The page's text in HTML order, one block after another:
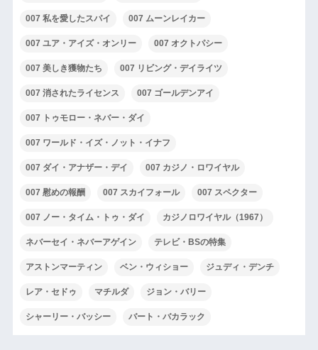
007 私を愛したスパイ 007 ムーンレイカー
007 ユア・アイズ・オンリー 007 オクトパシー
007 美しき獲物たち 007 リビング・デイライツ
007 消されたライセンス 007 ゴールデンアイ
007 トゥモロー・ネバー・ダイ
007 ワールド・イズ・ノット・イナフ
007 ダイ・アナザー・デイ 007 カジノ・ロワイヤル
007 慰めの報酬 007 スカイフォール 007 スペクター
007 ノー・タイム・トゥ・ダイ カジノロワイヤル（1967）
ネバーセイ・ネバーアゲイン テレビ・BSの特集
アストンマーティン ベン・ウィショー ジュディ・デンチ
レア・セドゥ マチルダ ジョン・バリー
シャーリー・バッシー バート・バカラック